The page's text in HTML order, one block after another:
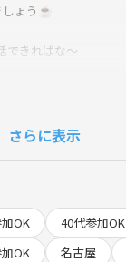
ょう☕
できればな～
さらに表示
OK
40代参加OK
OK 名古屋